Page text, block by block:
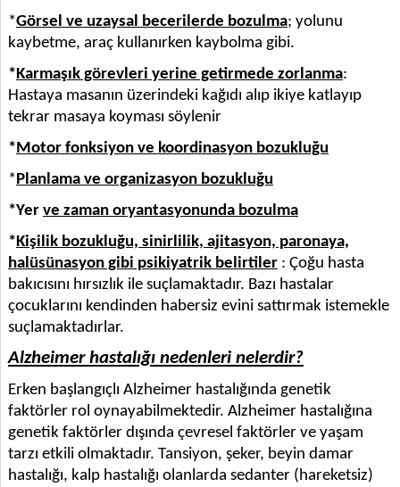
*Görsel ve uzaysal becerilerde bozulma; yolunu
kaybetme, araç kullanırken kaybolma gibi.
*Karmaşık görevleri yerine getirmede zorlanma:
Hastaya masanın üzerindeki kağıdı alıp ikiye katlayıp
tekrar masaya koyması söylenir
*Motor fonksiyon ve koordinasyon bozukluğu
*Planlama ve organizasyon bozukluğu
*Yer ve zaman oryantasyonunda bozulma
*Kişilik bozukluğu, sinirlilik, ajitasyon, paronaya,
halüsünasyon gibi psikiyatrik belirtiler: Çoğu hasta
bakıcısını hırsızlık ile suçlamaktadır. Bazı hastalar
çocuklarını kendinden habersiz evini sattırmak istemekle
suçlamaktadırlar.
Alzheimer hastalığı nedenleri nelerdir?
Erken başlangıçlı Alzheimer hastalığında genetik
faktörler rol oynayabilmektedir. Alzheimer hastalığına
genetik faktörler dışında çevresel faktörler ve yaşam
tarzı etkili olmaktadır. Tansiyon, şeker, beyin damar
hastalığı, kalp hastalığı olanlarda sedanter (hareketsiz)